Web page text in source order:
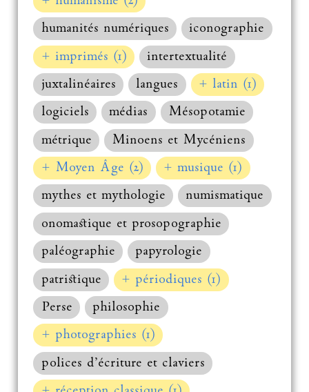
humanités numériques
iconographie
+ imprimés (1)
intertextualité
juxtalinéaires
langues
+ latin (1)
logiciels
médias
Mésopotamie
métrique
Minoens et Mycéniens
+ Moyen Âge (2)
+ musique (1)
mythes et mythologie
numismatique
onomastique et prosopographie
paléographie
papyrologie
patristique
+ périodiques (1)
Perse
philosophie
+ photographies (1)
polices d’écriture et claviers